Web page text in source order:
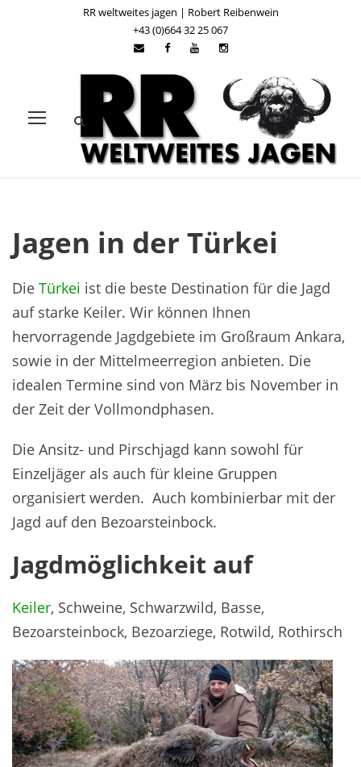
RR weltweites jagen | Robert Reibenwein
+43 (0)664 32 25 067
Jagen in der Türkei
Die Türkei ist die beste Destination für die Jagd
auf starke Keiler. Wir können Ihnen
hervorragende Jagdgebiete im Großraum Ankara,
sowie in der Mittelmeerregion anbieten. Die
idealen Termine sind von März bis November in
der Zeit der Vollmondphasen.
Die Ansitz- und Pirschjagd kann sowohl für
Einzeljäger als auch für kleine Gruppen
organisiert werden. Auch kombinierbar mit der
Jagd auf den Bezoarsteinbock.
Jagdmöglichkeit auf
Keiler, Schweine, Schwarzwild, Basse,
Bezoarsteinbock, Bezoarziege, Rotwild, Rothirsch